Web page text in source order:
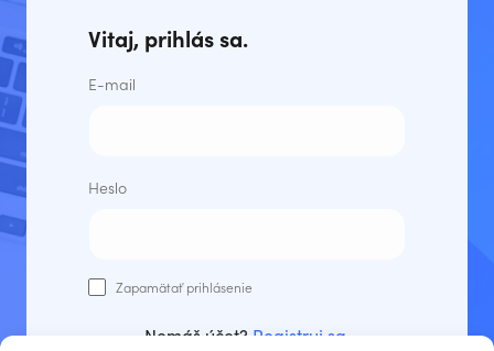
Vitaj, prihlás sa.
E-mail
Heslo
Zapamätať prihlásenie
Nemáš účet? Registruj sa